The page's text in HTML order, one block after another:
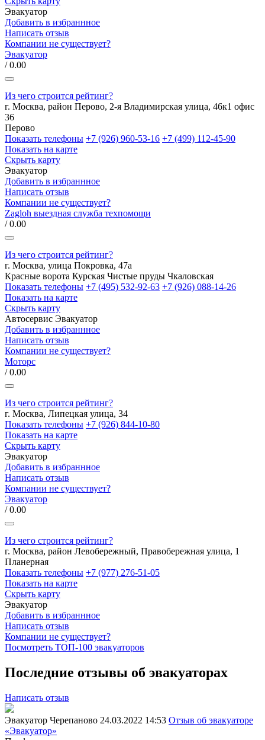
Эвакуатор
Добавить в избраннное
Написать отзыв
Компании не существует?
Эвакуатор
/ 0.00
Из чего строится рейтинг?
г. Москва, район Перово, 2-я Владимирская улица, 46к1 офис
36
Перово
Показать телефоны +7 (926) 960-53-16 +7 (499) 112-45-90
Показать на карте
Скрыть карту
Эвакуатор
Добавить в избраннное
Написать отзыв
Компании не существует?
Zagloh выездная служба техпомощи
/ 0.00
Из чего строится рейтинг?
г. Москва, улица Покровка, 47а
Красные ворота Курская Чистые пруды Чкаловская
Показать телефоны +7 (495) 532-92-63 +7 (926) 088-14-26
Показать на карте
Скрыть карту
Автосервис Эвакуатор
Добавить в избраннное
Написать отзыв
Компании не существует?
Моторс
/ 0.00
Из чего строится рейтинг?
г. Москва, Липецкая улица, 34
Показать телефоны +7 (926) 844-10-80
Показать на карте
Скрыть карту
Эвакуатор
Добавить в избраннное
Написать отзыв
Компании не существует?
Эвакуатор
/ 0.00
Из чего строится рейтинг?
г. Москва, район Левобережный, Правобережная улица, 1
Планерная
Показать телефоны +7 (977) 276-51-05
Показать на карте
Скрыть карту
Эвакуатор
Добавить в избраннное
Написать отзыв
Компании не существует?
Посмотреть ТОП-100 эвакуаторов
Последние отзывы об эвакуаторах
Написать отзыв
Эвакуатор Черепаново 24.03.2022 14:53 Отзыв об эвакуаторе
«Эвакуатор»